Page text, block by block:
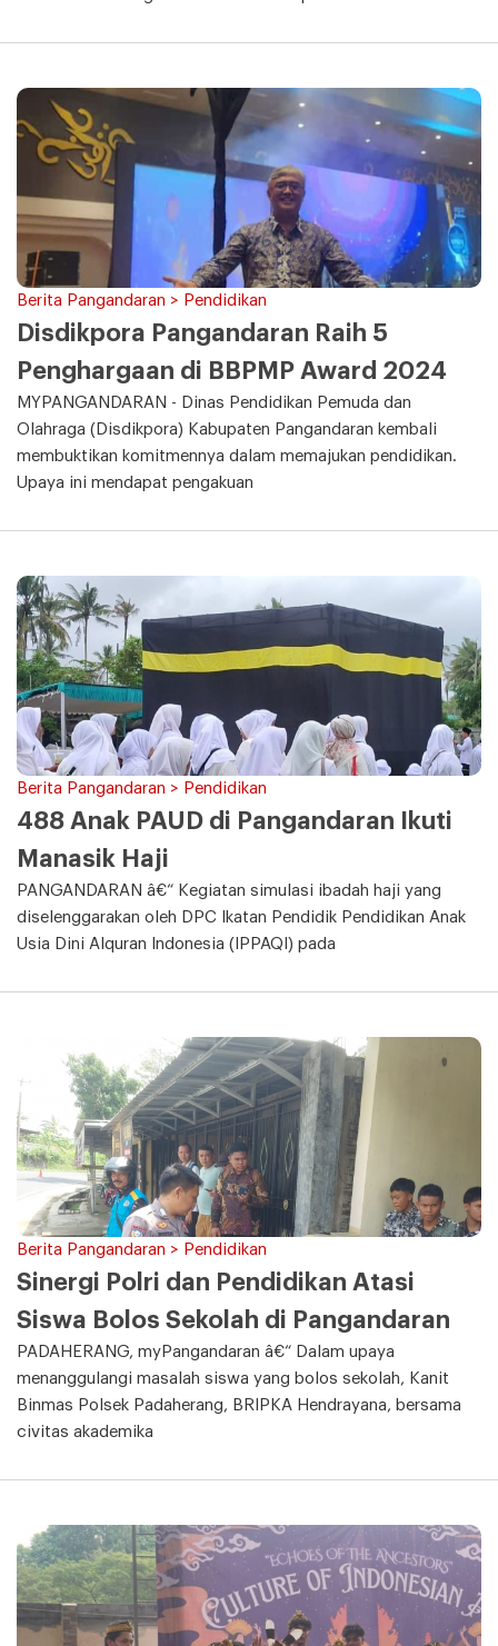
Berita Pangandaran > Pendidikan
Disdikpora Pangandaran Raih 5
Penghargaan di BBPMP Award 2024
MYPANGANDARAN - Dinas Pendidikan Pemuda dan
Olahraga (Disdikpora) Kabupaten Pangandaran kembali
membuktikan komitmennya dalam memajukan pendidikan.
Upaya ini mendapat pengakuan
Berita Pangandaran > Pendidikan
488 Anak PAUD di Pangandaran Ikuti
Manasik Haji
PANGANDARAN â€“ Kegiatan simulasi ibadah haji yang
diselenggarakan oleh DPC Ikatan Pendidik Pendidikan Anak
Usia Dini Alquran Indonesia (IPPAQI) pada
Berita Pangandaran > Pendidikan
Sinergi Polri dan Pendidikan Atasi
Siswa Bolos Sekolah di Pangandaran
PADAHERANG, myPangandaran â€“ Dalam upaya
menanggulangi masalah siswa yang bolos sekolah, Kanit
Binmas Polsek Padaherang, BRIPKA Hendrayana, bersama
civitas akademika